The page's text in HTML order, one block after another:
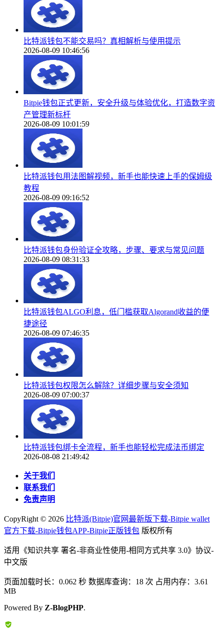
比特派钱包不能交易吗？真相解析与使用提示
2026-08-09 10:46:56
Bitpie钱包正式更新，安全升级与体验优化，打造数字资
产管理新标杆
2026-08-09 10:01:59
比特派钱包用法图解视频，新手也能快速上手的保姆级
教程
2026-08-09 09:16:52
比特派钱包身份验证全攻略，步骤、要求与常见问题
2026-08-09 08:31:33
比特派钱包ALGO利息，低门槛获取Algorand收益的便
捷途径
2026-08-09 07:46:35
比特派钱包权限怎么解除？详细步骤与安全须知
2026-08-09 07:00:37
比特派钱包绑卡全流程，新手也能轻松完成法币绑定
2026-08-08 21:49:42
关于我们
联系我们
免责声明
CopyRight © 2026 比特派(Bitpie)官网最新版下载-Bitpie wallet
官方下载-Bitpie钱包APP-Bitpie正版钱包 版权所有
适用《知识共享 署名-非商业性使用-相同方式共享 3.0》协议-
中文版
页面加载时长：0.062 秒 数据库查询：18 次 占用内存：3.61
MB
Powered By Z-BlogPHP.